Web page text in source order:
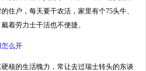
住户，每天要干农活，家里有个75头牛、
着劳力士干活也不便捷。
怎么开
核的生活魄力，常让去过瑞士转头的东谈